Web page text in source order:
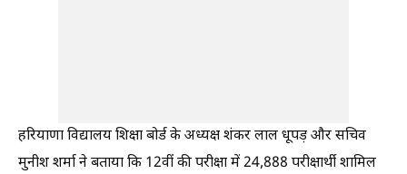
हरियाणा विद्यालय शिक्षा बोर्ड के अध्यक्ष शंकर लाल धूपड़ और सचिव
मुनीश शर्मा ने बताया कि 12वीं की परीक्षा में 24,888 परीक्षार्थी शामिल